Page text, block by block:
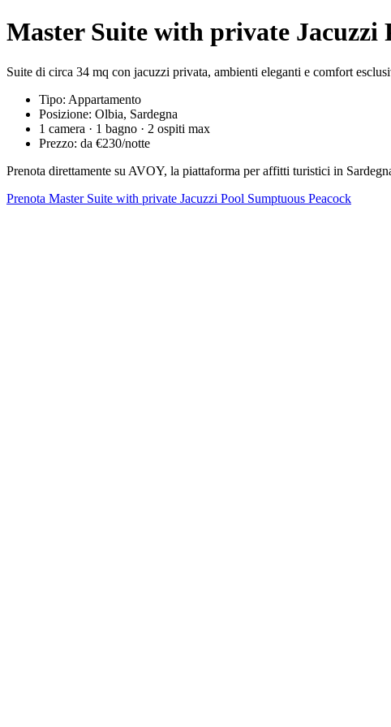
Master Suite with private Jacuzzi
Suite di circa 34 mq con jacuzzi privata, ambienti eleganti e comfort
Tipo: Appartamento
Posizione: Olbia, Sardegna
1 camera · 1 bagno · 2 ospiti max
Prezzo: da €230/notte
Prenota direttamente su AVOY, la piattaforma per affitti turistici in
Prenota Master Suite with private Jacuzzi Pool Sumptuous Peacock